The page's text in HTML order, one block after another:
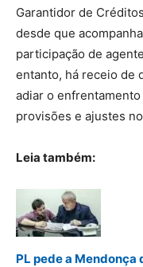
Garantidor de
desde que
participação de
entanto, há receio de
adiar o
provisões e ajustes
Leia também:
PL pede a Mendonça